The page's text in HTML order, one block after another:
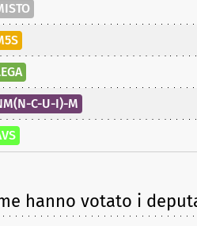
C-U-I)-M
hanno votato i